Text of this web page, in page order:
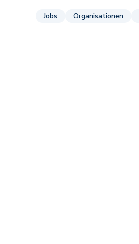
Jobs Organisationen